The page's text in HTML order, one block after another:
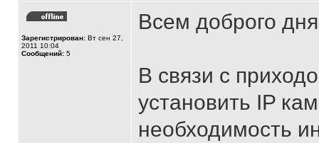
Зарегистрирован: Вт сен 27,
2011 10:04
Сообщений: 5
Всем доброго
В связи с
установить IP
необходимость